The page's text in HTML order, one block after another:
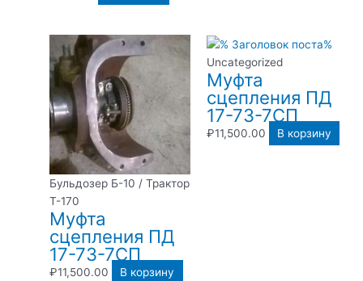
Бульдозер Б-10 / Трактор
Т-170
Муфта
сцепления ПД
17-73-7СП
₽11,500.00 В корзину
Uncategorized
Муфта
сцепления ПД
17-73-7СП
₽11,500.00 В корзину